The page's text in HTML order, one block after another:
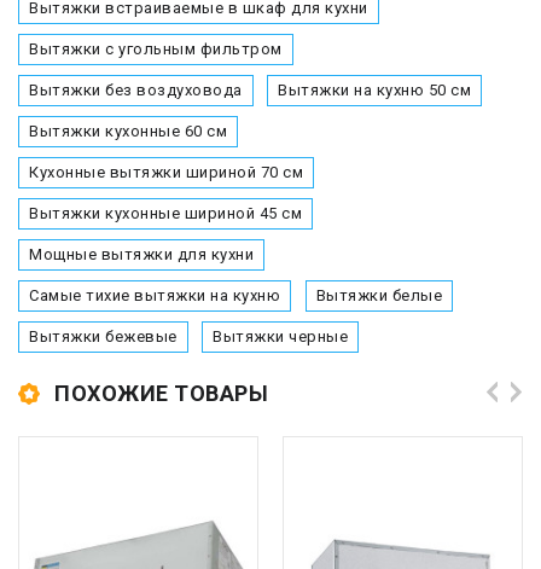
Вытяжки встраиваемые в шкаф для кухни
Вытяжки с угольным фильтром
Вытяжки без воздуховода Вытяжки на кухню 50 см
Вытяжки кухонные 60 см
Кухонные вытяжки шириной 70 см
Вытяжки кухонные шириной 45 см
Мощные вытяжки для кухни
Самые тихие вытяжки на кухню Вытяжки белые
Вытяжки бежевые Вытяжки черные
ПОХОЖИЕ ТОВАРЫ